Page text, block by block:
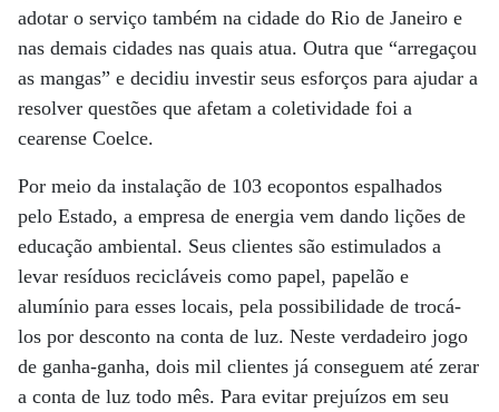
adotar o serviço também na cidade do Rio de Janeiro e
nas demais cidades nas quais atua. Outra que “arregaçou
as mangas” e decidiu investir seus esforços para ajudar a
resolver questões que afetam a coletividade foi a
cearense Coelce.
Por meio da instalação de 103 ecopontos espalhados
pelo Estado, a empresa de energia vem dando lições de
educação ambiental. Seus clientes são estimulados a
levar resíduos recicláveis como papel, papelão e
alumínio para esses locais, pela possibilidade de trocá-
los por desconto na conta de luz. Neste verdadeiro jogo
de ganha-ganha, dois mil clientes já conseguem até zerar
a conta de luz todo mês. Para evitar prejuízos em seu